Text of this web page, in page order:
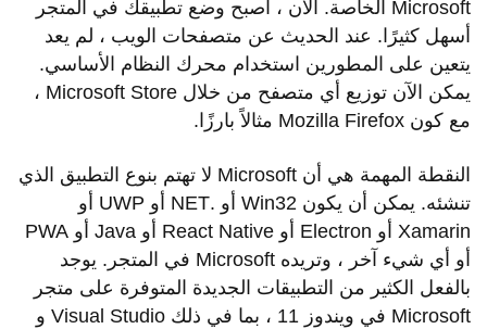
Microsoft الخاصة. الآن ، أصبح وضع تطبيقك في المتجر
أسهل كثيرًا. عند الحديث عن متصفحات الويب ، لم يعد
يتعين على المطورين استخدام محرك النظام الأساسي.
يمكن الآن توزيع أي متصفح من خلال Microsoft Store ،
مع كون Mozilla Firefox مثالاً بارزًا.
النقطة المهمة هي أن Microsoft لا تهتم بنوع التطبيق الذي
تنشئه. يمكن أن يكون Win32 أو .NET أو UWP أو
Xamarin أو Electron أو React Native أو Java أو PWA
أو أي شيء آخر ، وتريده Microsoft في المتجر. يوجد
بالفعل الكثير من التطبيقات الجديدة المتوفرة على متجر
Microsoft في ويندوز 11 ، بما في ذلك Visual Studio و